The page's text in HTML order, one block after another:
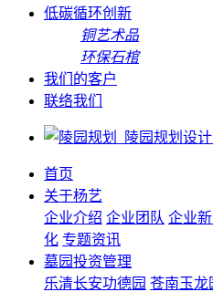
低碳循环创新
铜艺术品
环保石棺
我们的客户
联络我们
首页
关于杨艺
企业介绍 企业团队 企业新
化 专题资讯
墓园投资管理
乐清长安功德园 苍南玉龙